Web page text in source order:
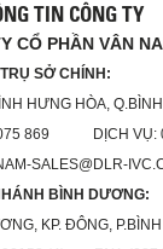
TIN CÔNG TY
CỔ PHẦN VÂN
TRỤ SỞ CHÍNH:
HƯNG HÒA,
075 869 DỊCH VỤ:
SALES@DLR-
BÌNH DƯƠNG:
KP. ĐÔNG, P.BÌNH